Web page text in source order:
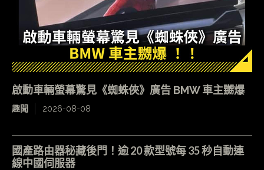
啟動車輛螢幕驚見《蜘蛛俠》廣告 BMW 車主嬲爆
趣聞 2026-08-08
國產路由器秘藏後門！逾 20 款型號每 35 秒自動連
線中國伺服器